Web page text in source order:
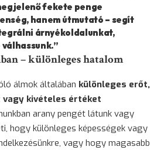
fekete penge
hanem útmutató – segít
árnyékoldalunkat,
– különleges hatalom
álmok általában különleges erőt,
kivételes értéket
arany pengét látunk vagy
hogy különleges képességek vagy
vagy hogy magasabb